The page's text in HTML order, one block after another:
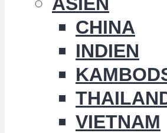
CHINA
INDIEN
VIETNAM